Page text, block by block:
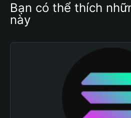
Bạn có thể thích
này